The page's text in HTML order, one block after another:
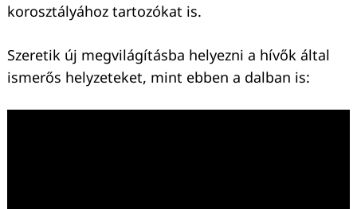
korosztályához tartozókat is.
Szeretik új megvilágításba helyezni a hívők által
ismerős helyzeteket, mint ebben a dalban is: